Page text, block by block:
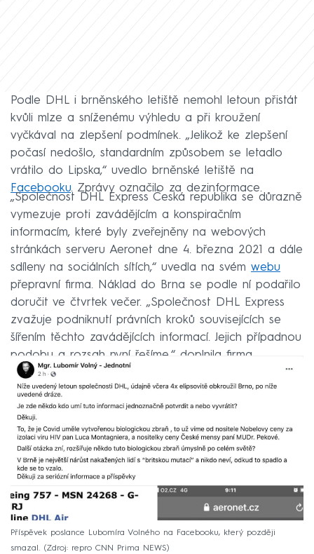
Podle DHL i brněnského letiště nemohl letoun přistát
kvůli mlze a sníženému výhledu a při kroužení
vyčkával na zlepšení podmínek. „Jelikož ke zlepšení
počasí nedošlo, standardním způsobem se letadlo
vrátilo do Lipska,“ uvedlo brněnské letiště na
Facebooku. Zprávy označilo za dezinformace.
„Společnost DHL Express Česká republika se důrazně
vymezuje proti zavádějícím a konspiračním
informacím, které byly zveřejněny na webových
stránkách serveru Aeronet dne 4. března 2021 a dále
sdíleny na sociálních sítích,“ uvedla na svém webu
přepravní firma. Náklad do Brna se podle ní podařilo
doručit ve čtvrtek večer. „Společnost DHL Express
zvažuje podniknutí právních kroků souvisejících se
šířením těchto zavádějících informací. Jejich případnou
podobu a rozsah nyní řešíme,“ doplnila firma.
Příspěvek poslance Lubomíra Volného na Facebooku, který později
smazal.
Zdroj: repro CNN Prima NEWS